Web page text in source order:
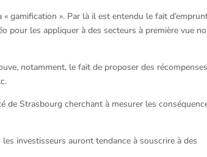
gamification ». Par là il est entendu le fait
pour les appliquer à des secteurs à première vue
notamment, le fait de proposer des
de Strasbourg cherchant à mesurer les
investisseurs auront tendance à souscrire à des